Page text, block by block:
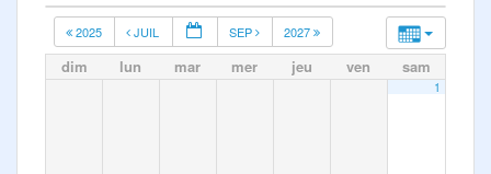
2025 JUIL SEP 2027
dim lun mar mer jeu ven sam
1
Comité
Documents